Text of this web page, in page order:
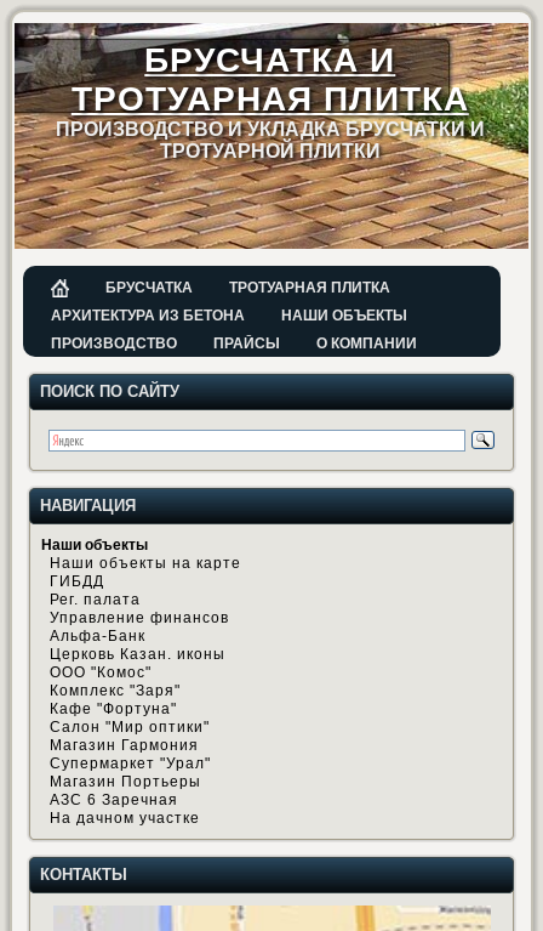
БРУСЧАТКА И
ТРОТУАРНАЯ ПЛИТКА
ПРОИЗВОДСТВО И УКЛАДКА БРУСЧАТКИ И
ТРОТУАРНОЙ ПЛИТКИ
БРУСЧАТКА
ТРОТУАРНАЯ ПЛИТКА
АРХИТЕКТУРА ИЗ БЕТОНА
НАШИ ОБЪЕКТЫ
ПРОИЗВОДСТВО
ПРАЙСЫ О КОМПАНИИ
ПОИСК ПО САЙТУ
НАВИГАЦИЯ
Наши объекты
Наши объекты на карте
ГИБДД
Рег. палата
Управление финансов
Альфа-Банк
Церковь Казан. иконы
ООО "Комос"
Комплекс "Заря"
Кафе "Фортуна"
Салон "Мир оптики"
Магазин Гармония
Супермаркет "Урал"
Магазин Портьеры
АЗС 6 Заречная
На дачном участке
КОНТАКТЫ